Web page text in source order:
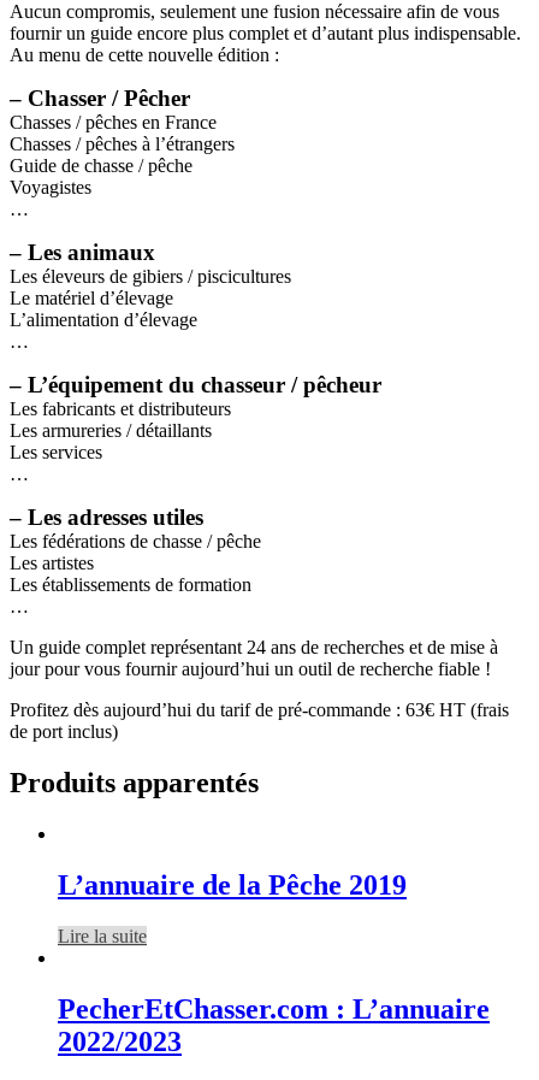
Aucun compromis, seulement une fusion nécessaire afin de vous
fournir un guide encore plus complet et d’autant plus indispensable.
Au menu de cette nouvelle édition :
– Chasser / Pêcher
Chasses / pêches en France
Chasses / pêches à l’étrangers
Guide de chasse / pêche
Voyagistes
…
– Les animaux
Les éleveurs de gibiers / piscicultures
Le matériel d’élevage
L’alimentation d’élevage
…
– L’équipement du chasseur / pêcheur
Les fabricants et distributeurs
Les armureries / détaillants
Les services
…
– Les adresses utiles
Les fédérations de chasse / pêche
Les artistes
Les établissements de formation
…
Un guide complet représentant 24 ans de recherches et de mise à
jour pour vous fournir aujourd’hui un outil de recherche fiable !
Profitez dès aujourd’hui du tarif de pré-commande : 63€ HT (frais
de port inclus)
Produits apparentés
L’annuaire de la Pêche 2019
Lire la suite
PecherEtChasser.com : L’annuaire
2022/2023